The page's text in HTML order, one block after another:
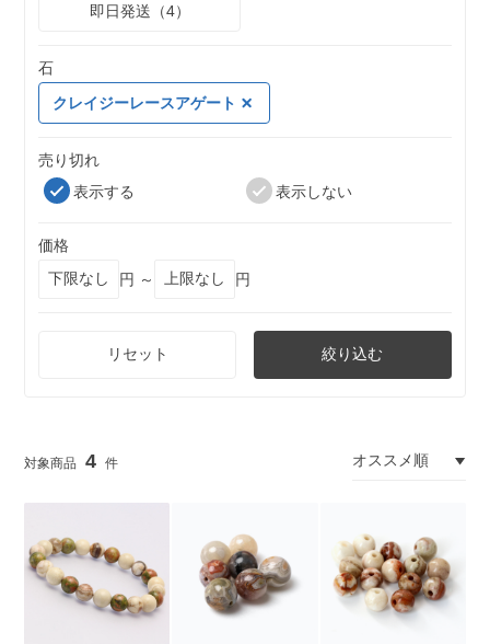
即日発送（4）
石
クレイジーレースアゲート
売り切れ
表示する
表示しない
価格
円 ～
円
リセット 絞り込む
4